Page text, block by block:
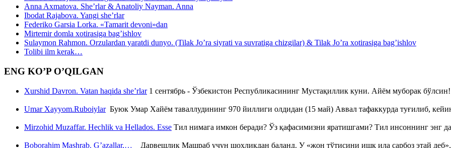
Anna Axmatova. She’rlar & Anatoliy Nayman. Anna
Ibodat Rajabova. Yangi she’rlar
Federiko Garsia Lorka. «Tamarit devoni»dan
Mirtemir domla xotirasiga bag’ishlov
Sulaymon Rahmon. Orzulardan yaratdi dunyo. (Tilak Jo’ra siyrati va suvratiga chizgilar) & Tilak Jo’ra xotirasiga bag’ishlov
Tolibi ilm kerak…
ENG KO’P O’QILGAN
Xurshid Davron. Vatan haqida she’rlar1 сентябрь - Ўзбекистон Республикасининг Мустақиллик куни. Айём муборак
Umar Xayyom.RuboiylarБуюк Умар Хайём таваллудининг 970 йиллиги олдидан (15 май) Аввал тафаккурда туғилиб,
Mirzohid Muzaffar. Hechlik va Hellados. Esse Тил нимага имкон беради? Ўз қафасимизни яратишгами? Тил инсоннинг энг
Boborahim Mashrab. G’azallar,… Дарвешлик Машраб учун шоҳликдан баланд. У «жон тўтисини ишқ ила сарбоз этай